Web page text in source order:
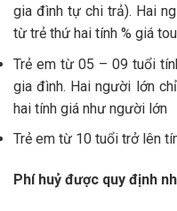
gia đình tự chi trả). Hai
từ trẻ thứ hai tính % giá
Trẻ em từ 05 – 09 tuổi
gia đình. Hai người lớn
hai tính giá như người lớn
Trẻ em từ 10 tuổi trở lên
Phí huỷ được quy định